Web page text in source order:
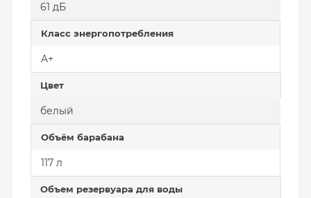
61 дБ
Класс энергопотребления
A+
Цвет
белый
Объём барабана
117 л
Объем резервуара для воды